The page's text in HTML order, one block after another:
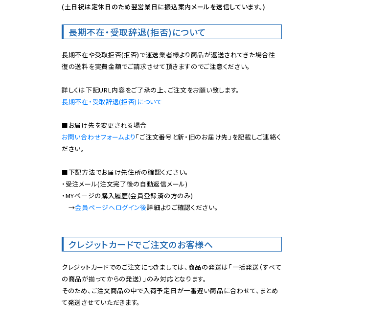
(土日祝は定休日のため翌営業日に振込案内メールを送信しています。)
長期不在・受取辞退(拒否)について
長期不在や受取拒否(拒否)で運送業者様より商品が返送されてきた場合往
復の送料を実費金額でご請求させて頂きますのでご注意ください。
長期不在・受取辞退(拒否)について
お問い合わせフォームより 「ご注文番号と新・旧のお届け先」を記載しご連絡く
ださい。
■下記方法でお届け先住所の確認ください。
・受注メール(注文完了後の自動返信メール)
・MYページの購入履歴(会員登録済の方のみ)
→会員ページへログイン後詳細よりご確認ください。
クレジットカードでご注文のお客様へ
クレジットカードでのご注文につきましては、商品の発送は「一括発送（すべて
の商品が揃ってからの発送）」のみ対応となります。
そのため、ご注文商品の中で入荷予定日が一番遅い商品に合わせて、まとめ
て発送させていただきます。